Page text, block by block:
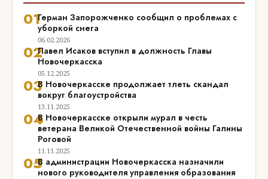
01Герман Запорожченко сообщил о проблемах с
уборкой снега
06.02.2026
02Павел Исаков вступил в должность Главы
Новочеркасска
05.12.2025
03В Новочеркасске продолжает тлеть скандал
вокруг благоустройства
13.11.2025
04В Новочеркасске открыли мурал в честь
ветерана Великой Отечественной войны Галины
Роговой
11.11.2025
05В администрации Новочеркасска назначили
нового руководителя управления образования